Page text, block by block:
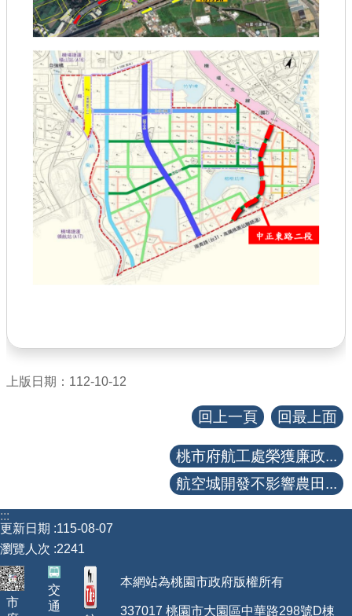
上版日期：112-10-12
回上一頁 回最上面
桃市府航工處榮獲廉政...
航空城開發不影響農田...
:::
更新日期
115-08-07
瀏覽人次 2241
市
交
通
本網站為桃園市政府版權所有
337017 桃園市大園區中華路298號D棟